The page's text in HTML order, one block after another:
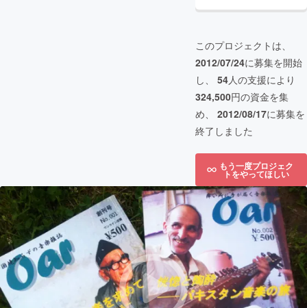
このプロジェクトは、
2012/07/24に募集を開始
し、 54人の支援により
324,500円の資金を集
め、 2012/08/17に募集を
終了しました
もう一度プロジェク
トをやってほしい